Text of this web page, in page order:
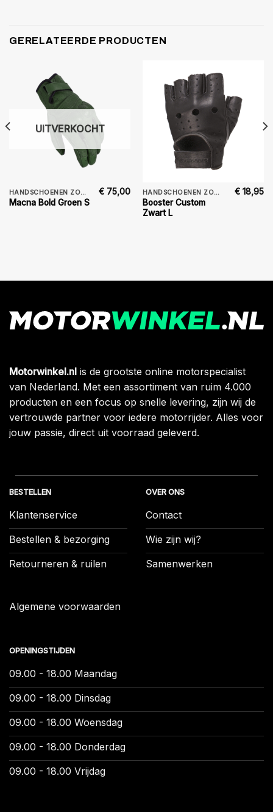
GERELATEERDE PRODUCTEN
UITVERKOCHT
HANDSCHOENEN ZOMER
Macna Bold Groen S
€ 75,00 HANDSCHOENEN ZOMER
Booster Custom
Zwart L
€ 18,95
Motorwinkel.nl is de grootste online motorspecialist
van Nederland. Met een assortiment van ruim 4.000
producten en een focus op snelle levering, zijn wij de
vertrouwde partner voor iedere motorrijder. Alles voor
jouw passie, direct uit voorraad geleverd.
BESTELLEN
Klantenservice
Bestellen & bezorging
Retourneren & ruilen
Algemene voorwaarden
OVER ONS
Contact
Wie zijn wij?
Samenwerken
OPENINGSTIJDEN
09.00 - 18.00 Maandag
09.00 - 18.00 Dinsdag
09.00 - 18.00 Woensdag
09.00 - 18.00 Donderdag
09.00 - 18.00 Vrijdag